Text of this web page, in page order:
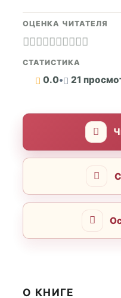
ОЦЕНКА ЧИТАТЕЛЯ
СТАТИСТИКА
0.0• 21
О КНИГЕ